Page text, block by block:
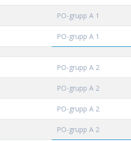
PO-grupp A 1
PO-grupp A 1
PO-grupp A 2
PO-grupp A 2
PO-grupp A 2
PO-grupp A 2